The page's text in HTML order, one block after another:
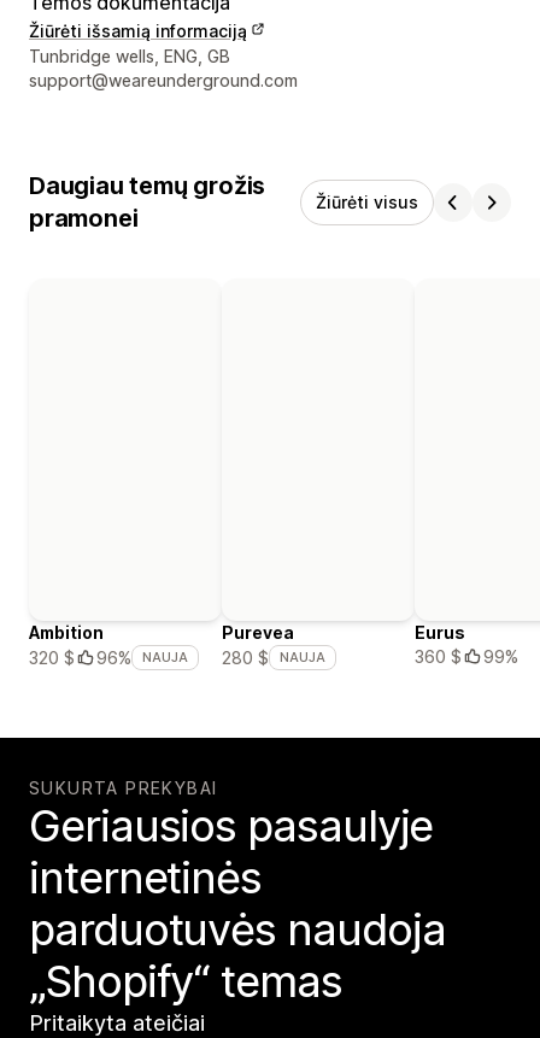
Žiūrėti išsamią informaciją
Kūrėjo kontaktiniai duomenys
Tunbridge wells, ENG, GB
support@weareunderground.com
Daugiau temų grožis
pramonei
Žiūrėti visus
Ambition
320 $
96% NAUJA
Purevea
280 $
NAUJA
Eurus
360 $
99%
SUKURTA PREKYBAI
Geriausios pasaulyje
internetinės
parduotuvės naudoja
„Shopify“ temas
Pritaikyta ateičiai